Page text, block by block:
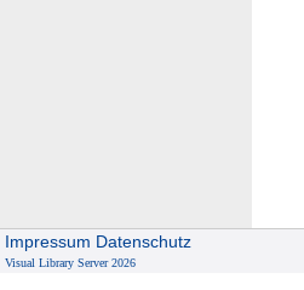
Impressum Datenschutz
Visual Library Server 2026